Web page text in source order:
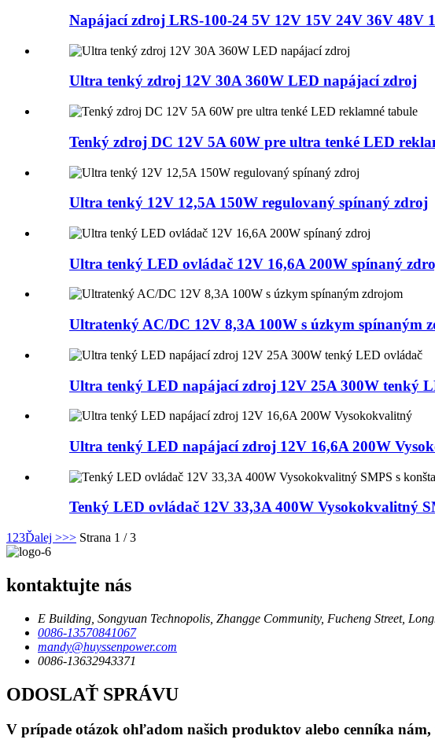
Napájací zdroj LRS-100-24 5V 12V 15V 24V 36V 48V
Ultra tenký zdroj 12V 30A 360W LED napájací zdroj
Tenký zdroj DC 12V 5A 60W pre ultra tenké LED
Ultra tenký 12V 12,5A 150W regulovaný spínaný zdroj
Ultra tenký LED ovládač 12V 16,6A 200W spínaný
Ultratenký AC/DC 12V 8,3A 100W s úzkym spínaným
Ultra tenký LED napájací zdroj 12V 25A 300W tenký
Ultra tenký LED napájací zdroj 12V 16,6A 200W
Tenký LED ovládač 12V 33,3A 400W Vysokokvalitný
1 23Ďalej >>> Strana 1 / 3
kontaktujte nás
E Building, Songyuan Technopolis, Zhangge Community, Fucheng Street,
0086-13570841067
mandy@huyssenpower.com
0086-13632943371
ODOSLAŤ SPRÁVU
V prípade otázok ohľadom našich produktov alebo cenníka